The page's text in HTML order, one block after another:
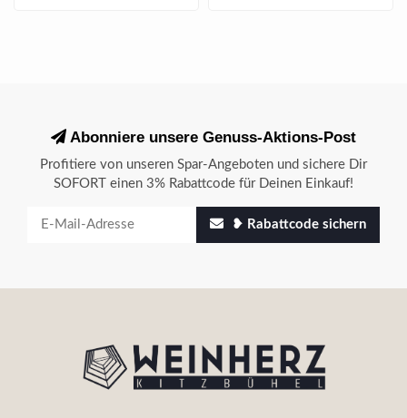
Abonniere unsere Genuss-Aktions-Post
Profitiere von unseren Spar-Angeboten und sichere Dir
SOFORT einen 3% Rabattcode für Deinen Einkauf!
❥ Rabattcode sichern